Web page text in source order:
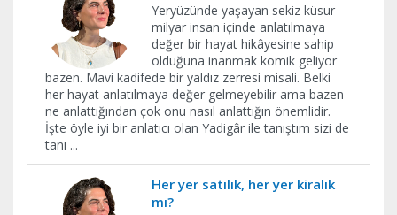
Yeryüzünde yaşayan sekiz küsur
milyar insan içinde anlatılmaya
değer bir hayat hikâyesine sahip
olduğuna inanmak komik geliyor
bazen. Mavi kadifede bir yaldız zerresi misali. Belki
her hayat anlatılmaya değer gelmeyebilir ama bazen
ne anlattığından çok onu nasıl anlattığın önemlidir.
İşte öyle iyi bir anlatıcı olan Yadigâr ile tanıştım sizi de
tanı ...
Her yer satılık, her yer kiralık
mı?